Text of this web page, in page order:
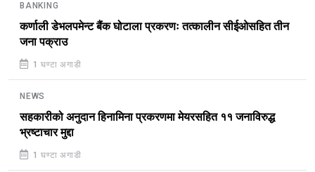
BANKING
कर्णाली डेभलपमेन्ट बैंक घोटाला प्रकरणः तत्कालीन सीईओसहित तीन
जना पक्राउ
1 घण्टा अगाडी
NEWS
सहकारीको अनुदान हिनामिना प्रकरणमा मेयरसहित ११ जनाविरुद्ध
भ्रष्टाचार मुद्दा
1 घण्टा अगाडी